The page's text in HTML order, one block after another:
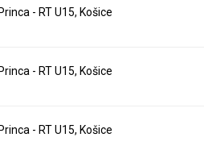
- RT U15, Košice
- RT U15, Košice
- RT U15, Košice